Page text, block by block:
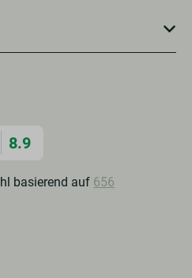
8.9
basierend auf 656